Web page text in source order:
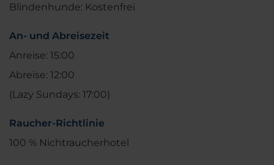
Blindenhunde: Kostenfrei
An- und Abreisezeit
Anreise: 15:00
Abreise: 12:00
(Lazy Sundays: 17:00)
Raucher-Richtlinie
100 % Nichtraucherhotel